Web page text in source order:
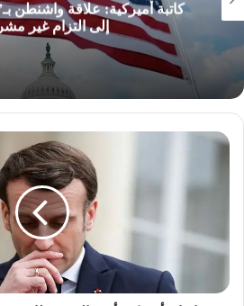
كاتبة أميركية: علاقة واشنطن
إلى التزام غير